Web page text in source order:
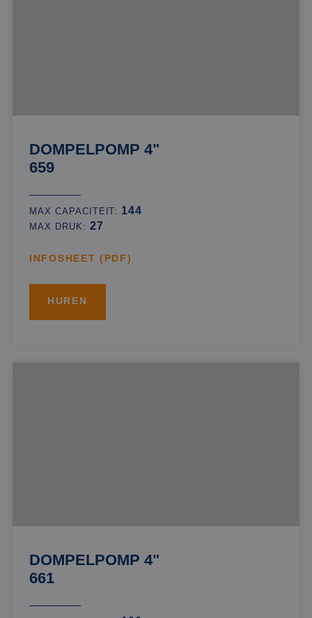
DOMPELPOMP 4"
659
MAX CAPACITEIT: 144
MAX DRUK: 27
INFOSHEET (PDF)
HUREN
DOMPELPOMP 4"
661